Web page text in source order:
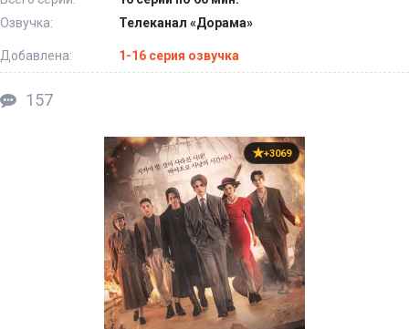
Озвучка:
Телеканал «Дорама»
Добавлена: 1-16 серия озвучка
157
+3069